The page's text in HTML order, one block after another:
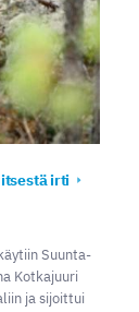
irti
Suunta-
Kotkajuuri
ja sijoittui